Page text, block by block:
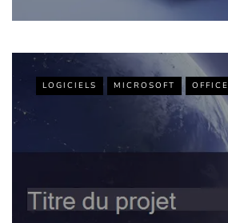
LOGICIELS MICROSOFT OFFICE